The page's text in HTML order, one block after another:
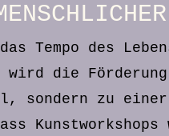
Tempo des
wird die
sondern zu